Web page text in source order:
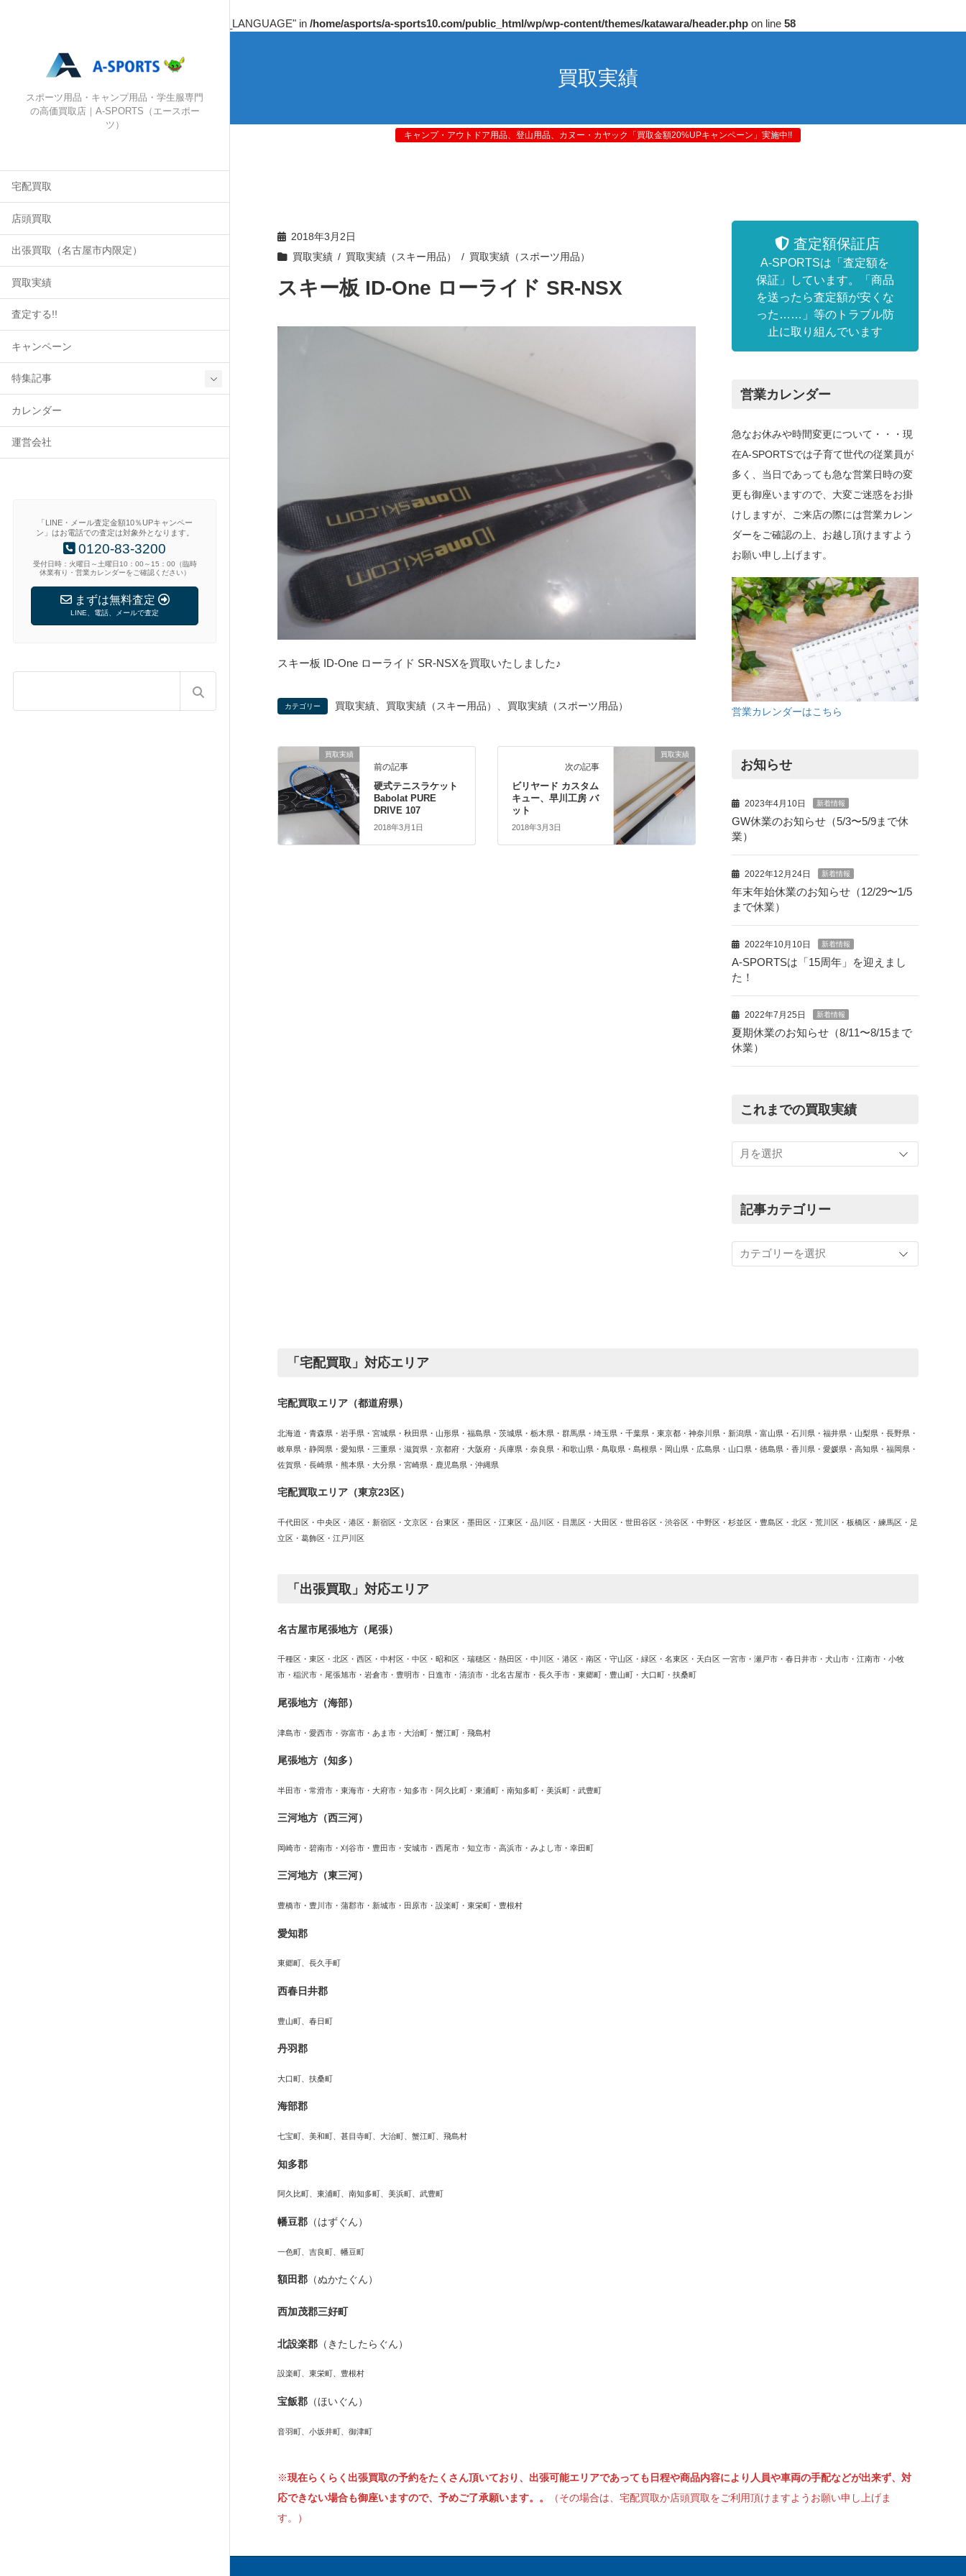
: Undefined array key "HTTP_ACCEPT_LANGUAGE" in /home/asports/a-sports10.com/public_html/wp/wp-content/themes/katawara/header.php on line 58
スポーツ用品・キャンプ用品・学生服専門
の高価買取店｜A-SPORTS（エースポー
ツ）
宅配買取
店頭買取
出張買取（名古屋市内限定）
買取実績
査定する!!
キャンペーン
特集記事
カレンダー
運営会社
「LINE・メール査定金額10％UPキャンペー
ン」はお電話での査定は対象外となります。
0120-83-3200
受付日時：火曜日～土曜日10：00～15：00（臨時
休業有り・営業カレンダーをご確認ください）
まずは無料査定
LINE、電話、メールで査定
買取実績
キャンプ・アウトドア用品、登山用品、カヌー・カヤック「買取金額20%UPキャンペーン」実施中!!
2018年3月2日
買取実績
買取実績（スキー用品） 買取実績（スポーツ用品）
スキー板 ID-One ローライド SR-NSX
スキー板 ID-One ローライド SR-NSXを買取いたしました♪
カテゴリー 買取実績 買取実績（スキー用品） 買取実績（スポーツ用品）
買取実績
前の記事
硬式テニスラケット
Babolat PURE
DRIVE 107
2018年3月1日
買取実績
次の記事
ビリヤード カスタム
キュー、早川工房 バ
ット
2018年3月3日
査定額保証店
A-SPORTSは「査定額を
保証」しています。「商品
を送ったら査定額が安くな
った……」等のトラブル防
止に取り組んでいます
営業カレンダー
急なお休みや時間変更について・・・現
在A-SPORTSでは子育て世代の従業員が
多く、当日であっても急な営業日時の変
更も御座いますので、大変ご迷惑をお掛
けしますが、ご来店の際には営業カレン
ダーをご確認の上、お越し頂けますよう
お願い申し上げます。
営業カレンダーはこちら
お知らせ
2023年4月10日 新着情報
GW休業のお知らせ（5/3〜5/9まで休
業）
2022年12月24日 新着情報
年末年始休業のお知らせ（12/29〜1/5
まで休業）
2022年10月10日 新着情報
A-SPORTSは「15周年」を迎えまし
た！
2022年7月25日 新着情報
夏期休業のお知らせ（8/11〜8/15まで
休業）
これまでの買取実績
ま
買
績
記事カテゴリー
事
カ
「宅配買取」対応エリア
宅配買取エリア（都道府県）
北海道・青森県・岩手県・宮城県・秋田県・山形県・福島県・茨城県・栃木県・群馬県・埼玉県・千葉県・東京都・神奈川県・新潟県・富山県・石川県・福井県・山梨県・長野県・
岐阜県・静岡県・愛知県・三重県・滋賀県・京都府・大阪府・兵庫県・奈良県・和歌山県・鳥取県・島根県・岡山県・広島県・山口県・徳島県・香川県・愛媛県・高知県・福岡県・
佐賀県・長崎県・熊本県・大分県・宮崎県・鹿児島県・沖縄県
宅配買取エリア（東京23区）
千代田区・中央区・港区・新宿区・文京区・台東区・墨田区・江東区・品川区・目黒区・大田区・世田谷区・渋谷区・中野区・杉並区・豊島区・北区・荒川区・板橋区・練馬区・足
立区・葛飾区・江戸川区
「出張買取」対応エリア
名古屋市尾張地方（尾張）
千種区・東区・北区・西区・中村区・中区・昭和区・瑞穂区・熱田区・中川区・港区・南区・守山区・緑区・名東区・天白区 一宮市・瀬戸市・春日井市・犬山市・江南市・小牧
市・稲沢市・尾張旭市・岩倉市・豊明市・日進市・清須市・北名古屋市・長久手市・東郷町・豊山町・大口町・扶桑町
尾張地方（海部）
津島市・愛西市・弥富市・あま市・大治町・蟹江町・飛島村
尾張地方（知多）
半田市・常滑市・東海市・大府市・知多市・阿久比町・東浦町・南知多町・美浜町・武豊町
三河地方（西三河）
岡崎市・碧南市・刈谷市・豊田市・安城市・西尾市・知立市・高浜市・みよし市・幸田町
三河地方（東三河）
豊橋市・豊川市・蒲郡市・新城市・田原市・設楽町・東栄町・豊根村
愛知郡
東郷町、長久手町
西春日井郡
豊山町、春日町
丹羽郡
大口町、扶桑町
海部郡
七宝町、美和町、甚目寺町、大治町、蟹江町、飛島村
知多郡
阿久比町、東浦町、南知多町、美浜町、武豊町
幡豆郡 （はずぐん）
一色町、吉良町、幡豆町
額田郡 （ぬかたぐん）
西加茂郡三好町
北設楽郡 （きたしたらぐん）
設楽町、東栄町、豊根村
宝飯郡 （ほいぐん）
音羽町、小坂井町、御津町
※現在らくらく出張買取の予約をたくさん頂いており、出張可能エリアであっても日程や商品内容により人員や車両の手配などが出来ず、対
応できない場合も御座いますので、予めご了承願います。。
（その場合は、宅配買取か店頭買取をご利用頂けますようお願い申し上げま
す。）